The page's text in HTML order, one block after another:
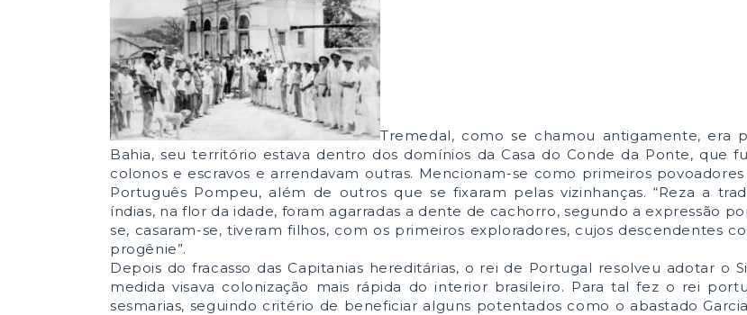
Tremedal, como se chamou antigamente, era
Bahia, seu território estava dentro dos domínios da Casa do Conde da Ponte, que
colonos e escravos e arrendavam outras. Mencionam-se como primeiros
Português Pompeu, além de outros que se fixaram pelas vizinhanças. “Reza a
índias, na flor da idade, foram agarradas a dente de cachorro, segundo a expressão
se, casaram-se, tiveram filhos, com os primeiros exploradores, cujos descendentes
progênie”.
Depois do fracasso das Capitanias hereditárias, o rei de Portugal resolveu adotar o
medida visava colonização mais rápida do interior brasileiro. Para tal fez o rei
sesmarias, seguindo critério de beneficiar alguns potentados como o abastado